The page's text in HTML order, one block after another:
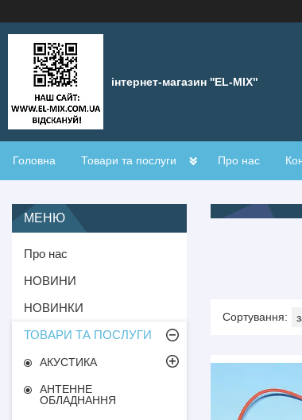
інтернет-магазин ''EL-MIX"
Головна Товари та послуги Про нас
Про нас
НОВИНИ
НОВИНКИ
ТОВАРИ ТА ПОСЛУГИ
АКУСТИКА
АНТЕННЕ
ОБЛАДНАННЯ